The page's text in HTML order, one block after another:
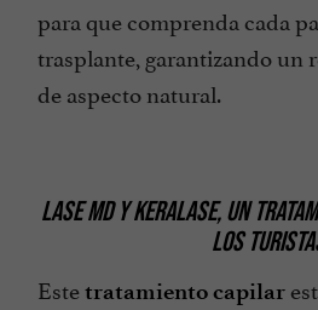
para que comprenda cada
trasplante, garantizando un
de aspecto natural.
LASE MD Y KERALASE, UN
LOS
Estetratamiento capilar